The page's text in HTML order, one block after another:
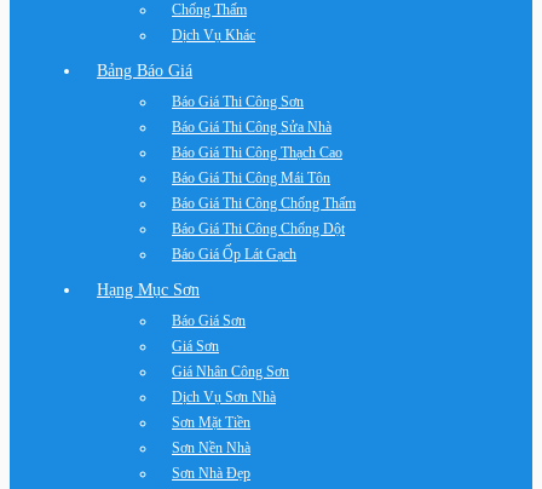
Chống Thấm
Dịch Vụ Khác
Bảng Báo Giá
Báo Giá Thi Công Sơn
Báo Giá Thi Công Sửa Nhà
Báo Giá Thi Công Thạch Cao
Báo Giá Thi Công Mái Tôn
Báo Giá Thi Công Chống Thấm
Báo Giá Thi Công Chống Dột
Báo Giá Ốp Lát Gạch
Hạng Mục Sơn
Báo Giá Sơn
Giá Sơn
Giá Nhân Công Sơn
Dịch Vụ Sơn Nhà
Sơn Mặt Tiền
Sơn Nền Nhà
Sơn Nhà Đẹp